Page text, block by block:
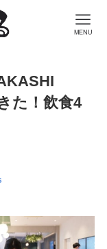
MENU
た！飲食4